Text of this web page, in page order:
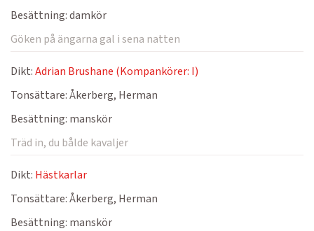
Besättning:damkör
Göken på ängarna gal i sena natten
Dikt:Adrian Brushane (Kompankörer: I)
Tonsättare:Åkerberg, Herman
Besättning: manskör
Träd in, du bålde kavaljer
Dikt: Hästkarlar
Tonsättare:Åkerberg, Herman
Besättning: manskör